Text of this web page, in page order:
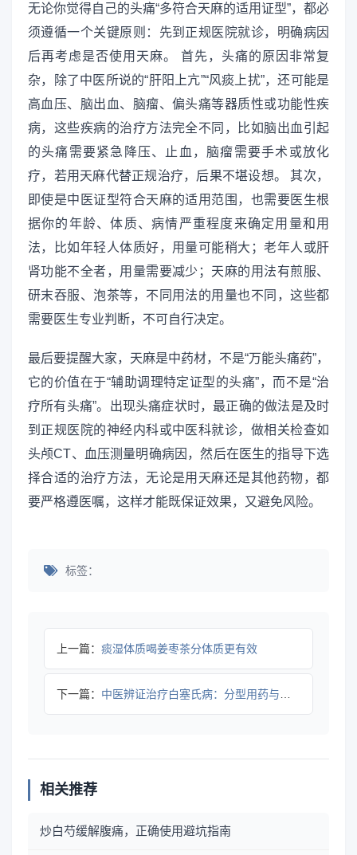
无论你觉得自己的头痛“多符合天麻的适用证型”，都必
须遵循一个关键原则：先到正规医院就诊，明确病因
后再考虑是否使用天麻。 首先，头痛的原因非常复
杂，除了中医所说的“肝阳上亢”“风痰上扰”，还可能是
高血压、脑出血、脑瘤、偏头痛等器质性或功能性疾
病，这些疾病的治疗方法完全不同，比如脑出血引起
的头痛需要紧急降压、止血，脑瘤需要手术或放化
疗，若用天麻代替正规治疗，后果不堪设想。 其次，
即使是中医证型符合天麻的适用范围，也需要医生根
据你的年龄、体质、病情严重程度来确定用量和用
法，比如年轻人体质好，用量可能稍大；老年人或肝
肾功能不全者，用量需要减少；天麻的用法有煎服、
研末吞服、泡茶等，不同用法的用量也不同，这些都
需要医生专业判断，不可自行决定。
最后要提醒大家，天麻是中药材，不是“万能头痛药”，
它的价值在于“辅助调理特定证型的头痛”，而不是“治
疗所有头痛”。出现头痛症状时，最正确的做法是及时
到正规医院的神经内科或中医科就诊，做相关检查如
头颅CT、血压测量明确病因，然后在医生的指导下选
择合适的治疗方法，无论是用天麻还是其他药物，都
要严格遵医嘱，这样才能既保证效果，又避免风险。
标签：
上一篇： 痰湿体质喝姜枣茶分体质更有效
下一篇： 中医辨证治疗白塞氏病：分型用药与注意事项
相关推荐
炒白芍缓解腹痛，正确使用避坑指南